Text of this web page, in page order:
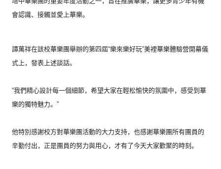
會認識、接觸並愛上華樂。
譚萬祥在該校華樂團舉辦的第四屆“樂來樂好玩”美裡華樂體驗營開幕儀
式上，發表上述談話。
“我們精心設計每一個細節，希望大家在輕松愉快的氛圍中， 感受到華
樂的獨特魅力。”
他特別感謝校方對華樂團活動的大力支持， 也感謝華樂團所有團員的
辛勤付出，正是團員的努力與用心， 才有了今天大家歡聚的時刻。